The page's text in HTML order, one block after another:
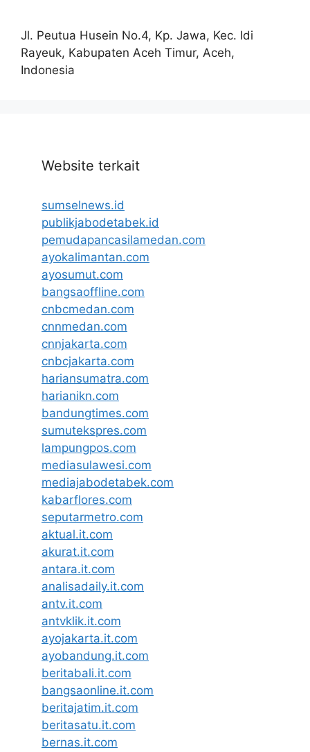
Jl. Peutua Husein No.4, Kp. Jawa, Kec. Idi
Rayeuk, Kabupaten Aceh Timur, Aceh,
Indonesia
Website terkait
sumselnews.id
publikjabodetabek.id
pemudapancasilamedan.com
ayokalimantan.com
ayosumut.com
bangsaoffline.com
cnbcmedan.com
cnnmedan.com
cnnjakarta.com
cnbcjakarta.com
hariansumatra.com
harianikn.com
bandungtimes.com
sumutekspres.com
lampungpos.com
mediasulawesi.com
mediajabodetabek.com
kabarflores.com
seputarmetro.com
aktual.it.com
akurat.it.com
antara.it.com
analisadaily.it.com
antv.it.com
antvklik.it.com
ayojakarta.it.com
ayobandung.it.com
beritabali.it.com
bangsaonline.it.com
beritajatim.it.com
beritasatu.it.com
bernas.it.com